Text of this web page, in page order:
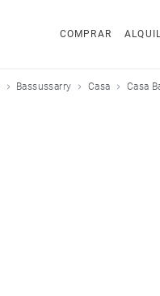
COMPRAR
Bassussarry Casa Casa